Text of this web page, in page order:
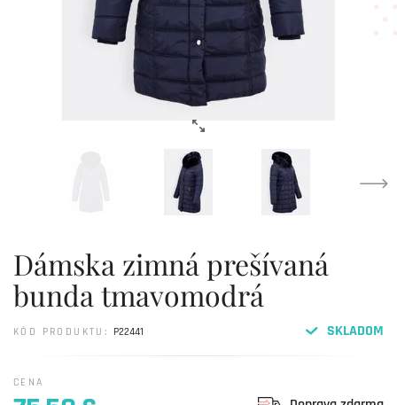
Dámska zimná prešívaná
bunda tmavomodrá
SKLADOM
KÓD PRODUKTU: P22441
CENA